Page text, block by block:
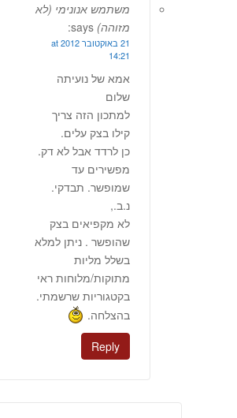
משתמש אנונימי (לא
מזוהה) says:
21 באוקטובר 2012 at
14:21
אמא של נועיתה
שלום
למתכון הזה צריך
קילו בצק עלים.
כן לרדד אבל לא דק.
מפשירים עד
שמופשר. תבדקי.
נ.ב.,
לא מקפיאים בצק
שהופשר . ניתן למלא
בשלל מליות
מתוקות/מלוחות ראי
בקטגוריות שרשמתי.
בהצלחה.
Reply